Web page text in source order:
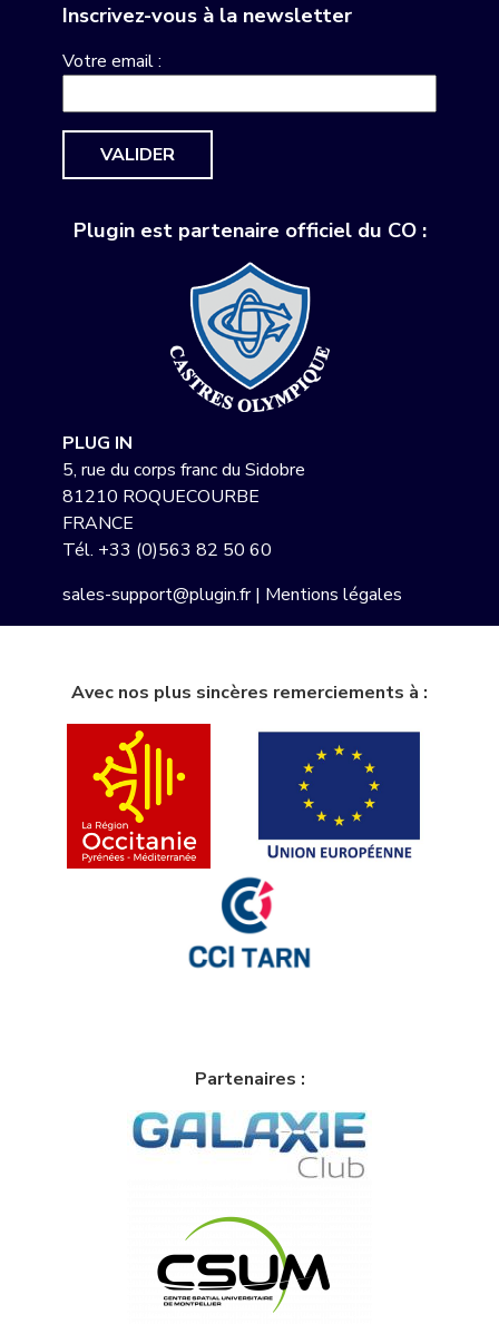
Inscrivez-vous à la newsletter
Votre email :
VALIDER
Plugin est partenaire officiel du CO :
PLUG IN
5, rue du corps franc du Sidobre
81210 ROQUECOURBE
FRANCE
Tél. +33 (0)563 82 50 60
sales-support@plugin.fr| Mentions légales
Avec nos plus sincères remerciements à :
Partenaires :